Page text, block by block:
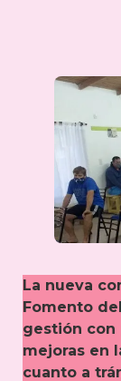
La nueva
Fomento
gestión con
mejoras en
cuanto a